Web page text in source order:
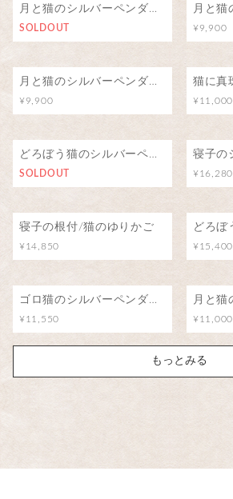
月と猫のシルバーペンダント（アイオライト）
SOLDOUT ¥9,900
月と猫のシルバーペンダント（ロードライトガーネット）
¥9,900 ¥11,000
どろぼう猫のシルバーペンダント
SOLDOUT ¥16,280
寝子の根付/猫のゆりかご
¥14,850 ¥15,400
ゴロ猫のシルバーペンダント
¥11,550 ¥11,000
もっとみる